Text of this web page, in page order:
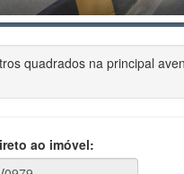
quadrados na principal
ao imóvel: